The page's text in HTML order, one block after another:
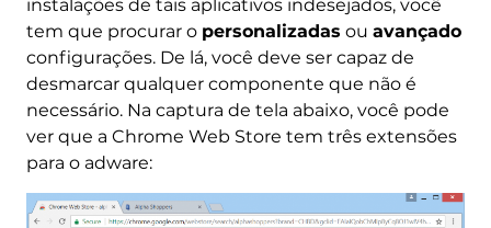
instalações de tais aplicativos indesejados, você
tem que procurar o personalizadas ou avançado
configurações. De lá, você deve ser capaz de
desmarcar qualquer componente que não é
necessário. Na captura de tela abaixo, você pode
ver que a Chrome Web Store tem três extensões
para o adware: